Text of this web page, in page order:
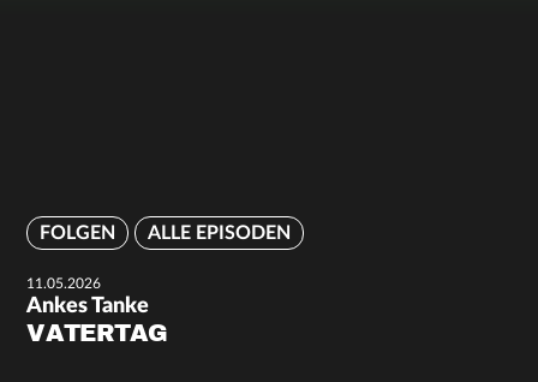
FOLGEN ALLE EPISODEN
11.05.2026
Ankes Tanke
VATERTAG